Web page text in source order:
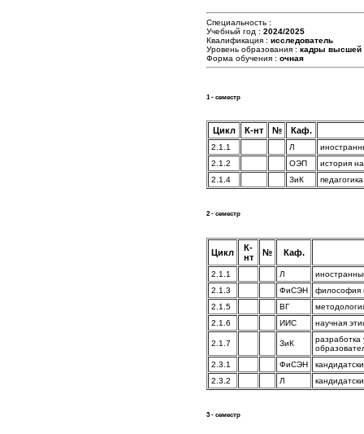
Специальность :
Учебный год : 2024/2025
Квалификация : исследователь
Уровень образования : кадры высшей
Форма обучения : очная
1 - семестр
Цикл К-нт № Каф.
2.1.1 Л
2.1.2
ОЭП
история
2.1.4
ЗиК
2 - семестр
Цикл
К-
нт
№ Каф.
2.1.1 Л
2.1.3
ФиСЭН
философия
2.1.5
ВГ
2.1.6
ИИС научная
2.1.7 ЗиК
разработка
2.3.1
ФиСЭН
2.3.2
Л
3 - семестр